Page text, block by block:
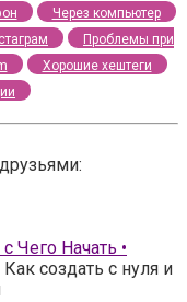
Через компьютер
Проблемы при
Хорошие хештеги
Чего Начать •
создать с нуля и